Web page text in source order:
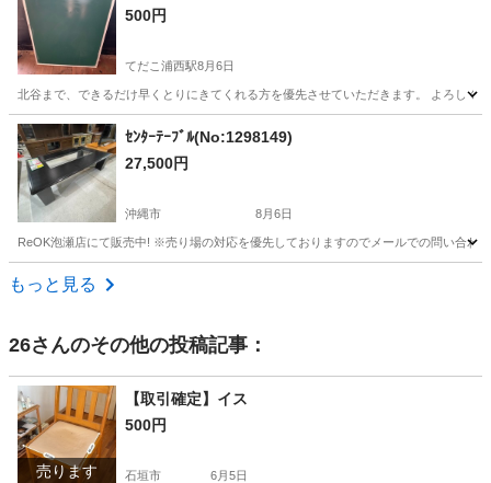
500円
てだこ浦西駅8月6日
北谷まで、できるだけ早くとりにきてくれる方を優先させていただきます。 よろしく
沖縄 中頭郡 てだこ浦西駅
ｾﾝﾀｰﾃｰﾌﾞﾙ(No:1298149)
27,500円
沖縄市 8月6日
ReOK泡瀬店にて販売中! ※売り場の対応を優先しておりますのでメールでの問い合
沖縄 沖縄市
もっと見る
26さんのその他の投稿記事：
売ります
【取引確定】イス
500円
石垣市 6月5日